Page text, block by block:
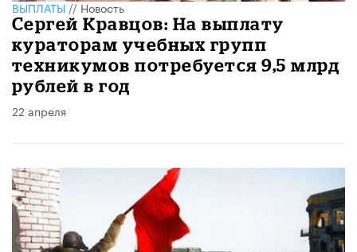
ВЫПЛАТЫ//Новость
Сергей Кравцов: На выплату
кураторам учебных групп
техникумов потребуется 9,5 млрд
рублей в год
22 апреля